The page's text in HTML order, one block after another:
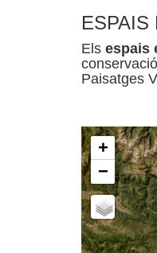
ESPAIS
Els espais
Paisatges
+
−